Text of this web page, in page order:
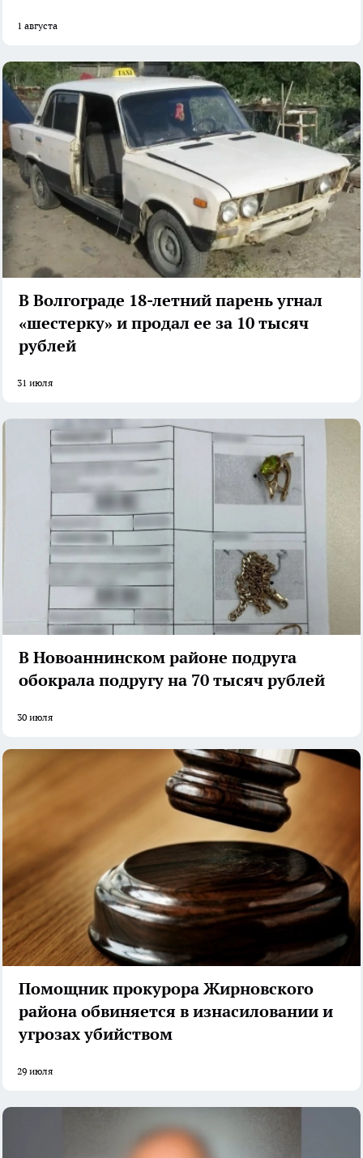
1 августа
В Волгограде 18-летний парень угнал
«шестерку» и продал ее за 10 тысяч
рублей
31 июля
В Новоаннинском районе подруга
обокрала подругу на 70 тысяч рублей
30 июля
Помощник прокурора Жирновского
района обвиняется в изнасиловании и
угрозах убийством
29 июля